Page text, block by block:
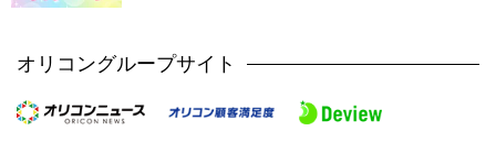
オリコングループサイト